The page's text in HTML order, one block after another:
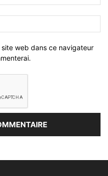
web dans ce navigateur